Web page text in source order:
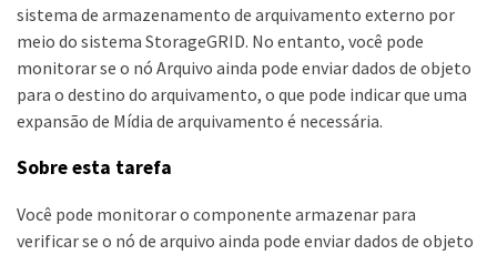
sistema de armazenamento de arquivamento externo por
meio do sistema StorageGRID. No entanto, você pode
monitorar se o nó Arquivo ainda pode enviar dados de objeto
para o destino do arquivamento, o que pode indicar que uma
expansão de Mídia de arquivamento é necessária.
Sobre esta tarefa
Você pode monitorar o componente armazenar para
verificar se o nó de arquivo ainda pode enviar dados de objeto